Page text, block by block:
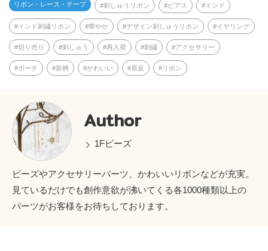
リボン・レース・テープ 刺しゅうリボン ピアス インド
インド刺繡リボン 華やか デザイン刺しゅうリボン イヤリング
切り売り 刺しゅう 再入荷 刺繍 アクセサリー
ポーチ 新柄 かわいい 原反 リボン
Author
1Fビーズ
ビーズやアクセサリーパーツ、かわいいリボンなどが充実。
見ているだけでも創作意欲が沸いてくる各1000種類以上の
パーツがお客様をお待ちしております。